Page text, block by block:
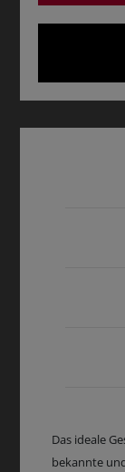
Das ideale
bekannte